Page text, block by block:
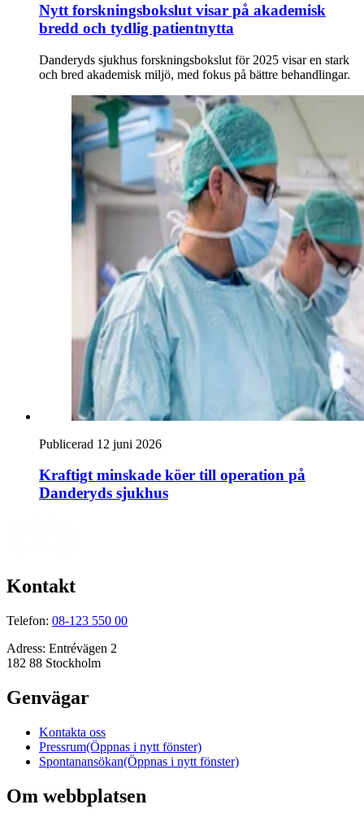
Nytt forskningsbokslut visar på akademisk
bredd och tydlig patientnytta
Danderyds sjukhus forskningsbokslut för 2025 visar en stark
och bred akademisk miljö, med fokus på bättre behandlingar.
Publicerad 12 juni 2026
Kraftigt minskade köer till operation på
Danderyds sjukhus
Kontakt
Telefon: 08-123 550 00
Adress: Entrévägen 2
182 88 Stockholm
Genvägar
Kontakta oss
Pressrum(Öppnas i nytt fönster)
Spontanansökan(Öppnas i nytt fönster)
Om webbplatsen